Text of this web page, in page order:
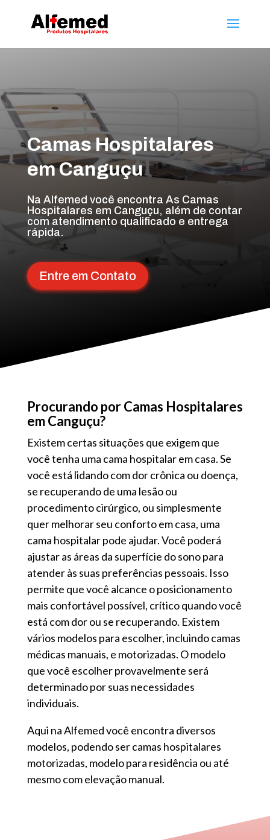
Camas Hospitalares
em Canguçu
Na Alfemed você encontra As Camas
Hospitalares em Canguçu, além de contar
com atendimento qualificado e entrega
rápida.
Entre em Contato
Procurando por Camas Hospitalares
em Canguçu?
Existem certas situações que exigem que
você tenha uma cama hospitalar em casa. Se
você está lidando com dor crônica ou doença,
se recuperando de uma lesão ou
procedimento cirúrgico, ou simplesmente
quer melhorar seu conforto em casa, uma
cama hospitalar pode ajudar. Você poderá
ajustar as áreas da superfície do sono para
atender às suas preferências pessoais. Isso
permite que você alcance o posicionamento
mais confortável possível, crítico quando você
está com dor ou se recuperando. Existem
vários modelos para escolher, incluindo camas
médicas manuais, e motorizadas. O modelo
que você escolher provavelmente será
determinado por suas necessidades
individuais.
Aqui na Alfemed você encontra diversos
modelos, podendo ser camas hospitalares
motorizadas, modelo para residência ou até
mesmo com elevação manual.